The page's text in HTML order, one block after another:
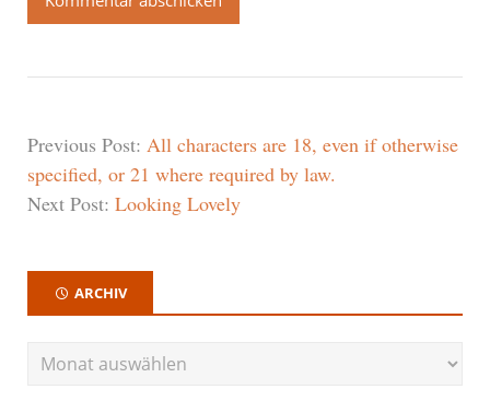
Previous Post: All characters are 18, even if otherwise
specified, or 21 where required by law.
Next Post: Looking Lovely
ARCHIV